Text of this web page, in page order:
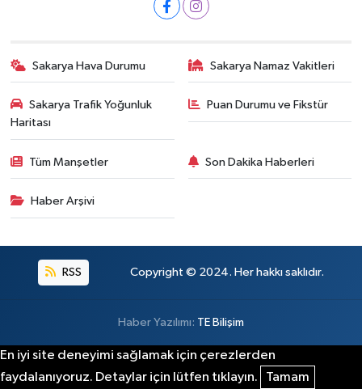
Sakarya Hava Durumu Sakarya Namaz Vakitleri
Sakarya Trafik Yoğunluk
Haritası
Puan Durumu ve Fikstür
Tüm Manşetler Son Dakika Haberleri
Haber Arşivi
RSS Copyright © 2024. Her hakkı saklıdır.
Haber Yazılımı: TE Bilişim
En iyi site deneyimi sağlamak için çerezlerden
faydalanıyoruz. Detaylar için lütfen tıklayın.
Tamam